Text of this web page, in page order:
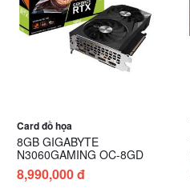
Card đồ họa
8GB GIGABYTE
N3060GAMING OC-8GD
8,990,000 đ